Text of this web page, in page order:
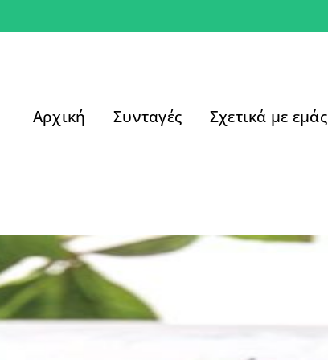
Αρχική Συνταγές Σχετικά με εμάς